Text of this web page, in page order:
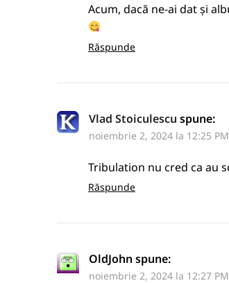
Acum, dacă ne-ai dat și
Răspunde
Vlad Stoiculescu spune:
noiembrie 2, 2024 la 12:25 PM
Tribulation nu cred ca au
Răspunde
OldJohn spune:
noiembrie 2, 2024 la 12:27 PM